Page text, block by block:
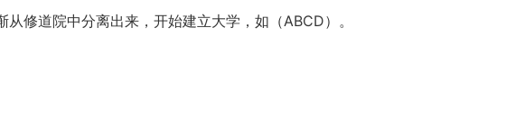
修道院中分离出来，开始建立大学，如（ABCD）。